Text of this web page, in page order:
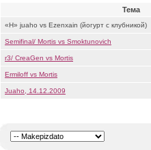
Тема
«H» juaho vs Ezenxain (йогурт с клубникой)
Semifinal/ Mortis vs Smoktunovich
r3/ CreaGen vs Mortis
Ermiloff vs Mortis
Juaho, 14.12.2009